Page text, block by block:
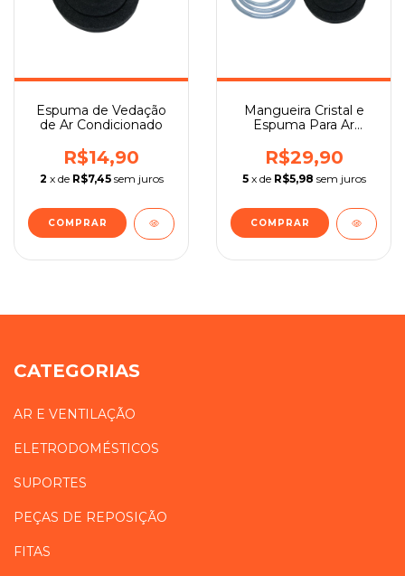
Espuma de Vedação
de Ar Condicionado
R$14,90
2 x de R$7,45 sem juros
Mangueira Cristal e
Espuma Para Ar
R$29,90
5 x de R$5,98 sem juros
CATEGORIAS
AR E VENTILAÇÃO
ELETRODOMÉSTICOS
SUPORTES
PEÇAS DE REPOSIÇÃO
FITAS